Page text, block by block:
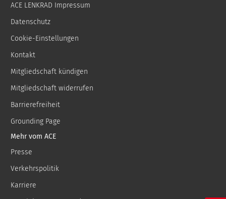
ACE LENKRAD Impressum
Datenschutz
Cookie-Einstellungen
Kontakt
Mitgliedschaft kündigen
Mitgliedschaft widerrufen
Barrierefreiheit
Grounding Page
Mehr vom ACE
Presse
Verkehrspolitik
Karriere